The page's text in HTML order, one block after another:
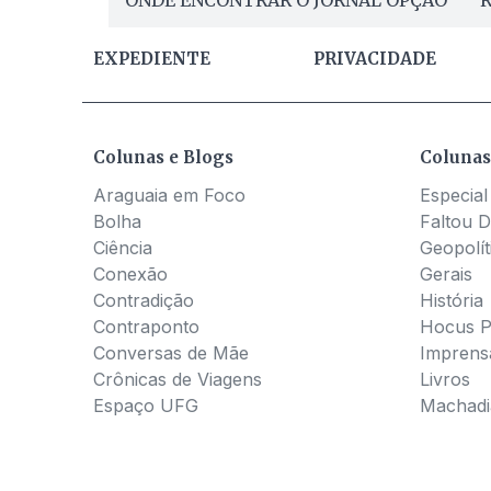
EXPEDIENTE PRIVACIDADE
Colunas e Blogs
Araguaia em Foco
Bolha
Ciência
Conexão
Contradição
Contraponto
Conversas de Mãe
Crônicas de Viagens
Espaço UFG
Faltou
Gerais
História
Hocus
Livros